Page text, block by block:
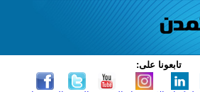
تابعونا على: